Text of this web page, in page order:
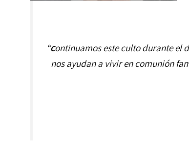
“Continuamos este culto durante el
nos ayudan a vivir en comunión